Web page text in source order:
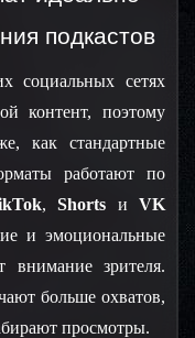
подкастов
социальных сетях
контент, поэтому
как стандартные
работают по
, Shorts и VK
и эмоциональные
внимание зрителя.
больше охватов,
просмотры.